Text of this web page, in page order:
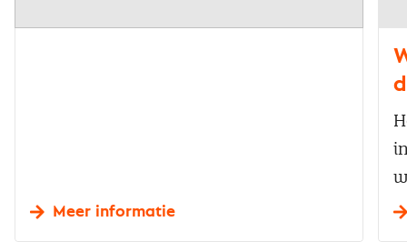
Meer informatie